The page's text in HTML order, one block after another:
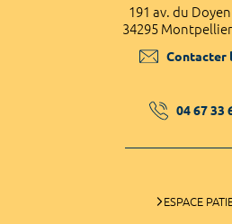
191 av. du
34295
Contacter
04 67 33
ESPACE